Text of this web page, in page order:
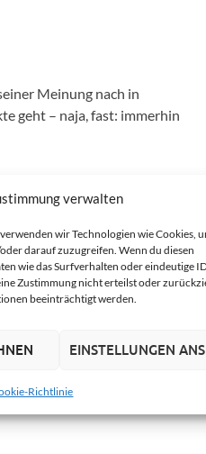
verwalten
wir Technologien wie Cookies,
darauf zuzugreifen. Wenn du diesen
wie das Surfverhalten oder eindeutige
Zustimmung nicht erteilst oder
beeinträchtigt werden.
EINSTELLUNGEN
Richtlinie
Meinung nach in
geht – naja, fast: immerhin
Ehrlichkeit und
einsammelt und
soll. Oder ob das chaotische,
zu kurz.